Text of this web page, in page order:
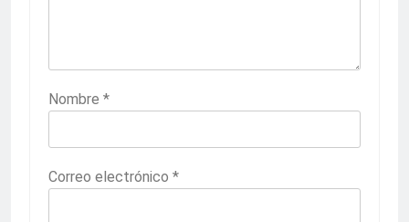
Nombre *
Correo electrónico *